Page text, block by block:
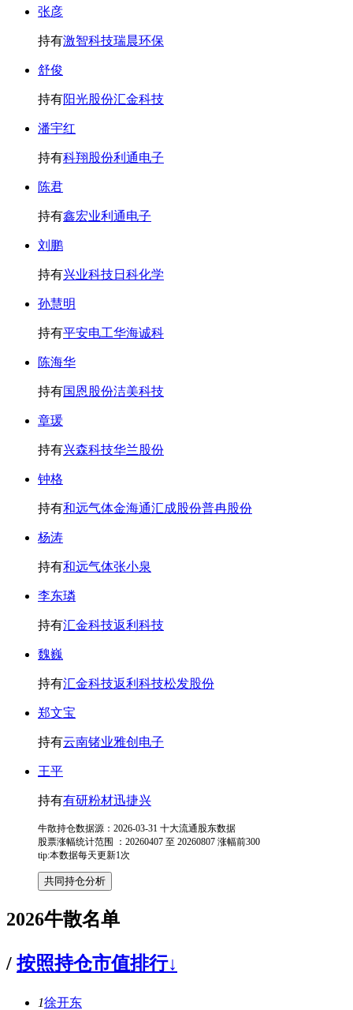
张彦
持有激智科技瑞晨环保
舒俊
持有阳光股份汇金科技
潘宇红
持有科翔股份利通电子
陈君
持有鑫宏业利通电子
刘鹏
持有兴业科技日科化学
孙慧明
持有平安电工华海诚科
陈海华
持有国恩股份洁美科技
章瑗
持有兴森科技华兰股份
钟格
持有和远气体金海通汇成股份普冉股份
杨涛
持有和远气体张小泉
李东璘
持有汇金科技返利科技
魏巍
持有汇金科技返利科技松发股份
郑文宝
持有云南锗业雅创电子
王平
持有有研粉材迅捷兴
牛散持仓数据源：2026-03-31 十大流通股东数据
股票涨幅统计范围 ：20260407 至 20260807 涨幅前300
tip:本数据每天更新1次
2026牛散名单
/ 按照持仓市值排行↓
1徐开东